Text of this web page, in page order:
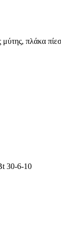
πλάκα
30-6-10